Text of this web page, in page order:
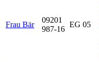
Frau Bär
09201
987-16
EG 05